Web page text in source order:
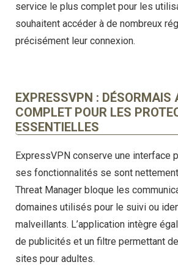
service le plus complet pour les
souhaitent accéder à de nombreux
précisément leur connexion.
EXPRESSVPN : DÉSORMAIS
COMPLET POUR LES
ESSENTIELLES
ExpressVPN conserve une interface
ses fonctionnalités se sont
Threat Manager bloque les
domaines utilisés pour le suivi ou
malveillants. L’application intègre
de publicités et un filtre permettant
sites pour adultes.